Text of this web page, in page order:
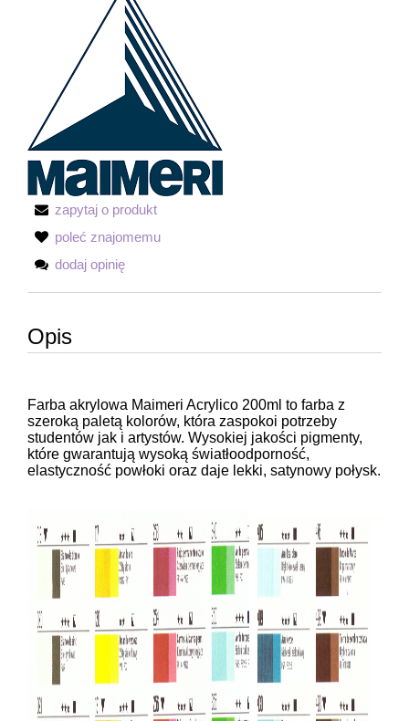
zapytaj o produkt
poleć znajomemu
dodaj opinię
Opis
Farba akrylowa Maimeri Acrylico 200ml to farba z
szeroką paletą kolorów, która zaspokoi potrzeby
studentów jak i artystów. Wysokiej jakości pigmenty,
które gwarantują wysoką światłoodporność,
elastyczność powłoki oraz daje lekki, satynowy połysk.